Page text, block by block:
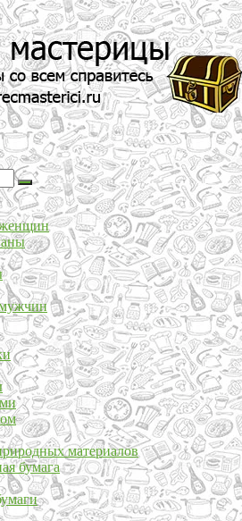
женщин
материалов
бумага